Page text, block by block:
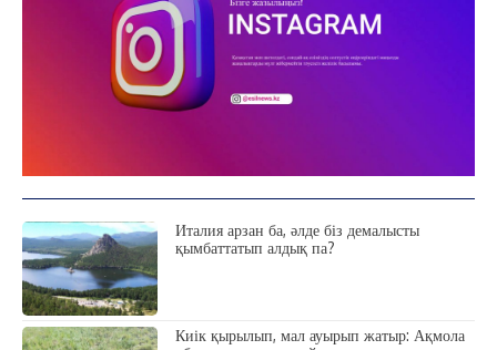
Италия арзан ба, әлде біз демалысты
қымбаттатып алдық па?
Киік қырылып, мал ауырып жатыр: Ақмола